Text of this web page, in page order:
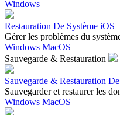
Windows
Restauration De Système iOS
Gérer les problèmes du
Windows MacOS
Sauvegarde & Restauration
Sauvegarde & Restauration
Sauvegarder et restaurer les
Windows MacOS